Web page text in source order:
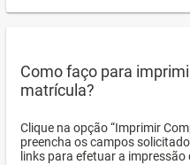
Como faço para
matrícula?
Clique na opção “Imprimir
preencha os campos
links para efetuar a